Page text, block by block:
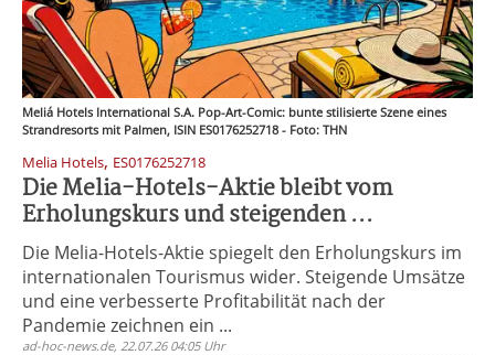
Meliá Hotels International S.A. Pop-Art-Comic: bunte stilisierte Szene eines
Strandresorts mit Palmen, ISIN ES0176252718 - Foto: THN
Melia Hotels, ES0176252718
Die Melia-Hotels-Aktie bleibt vom
Erholungskurs und steigenden ...
Die Melia-Hotels-Aktie spiegelt den Erholungskurs im
internationalen Tourismus wider. Steigende Umsätze
und eine verbesserte Profitabilität nach der
Pandemie zeichnen ein ...
ad-hoc-news.de, 22.07.26 04:05 Uhr